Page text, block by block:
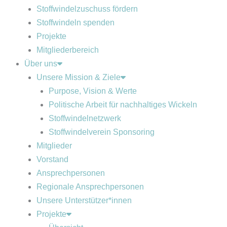
Stoffwindelzuschuss fördern
Stoffwindeln spenden
Projekte
Mitgliederbereich
Über uns
Unsere Mission & Ziele
Purpose, Vision & Werte
Politische Arbeit für nachhaltiges Wickeln
Stoffwindelnetzwerk
Stoffwindelverein Sponsoring
Mitglieder
Vorstand
Ansprechpersonen
Regionale Ansprechpersonen
Unsere Unterstützer*innen
Projekte